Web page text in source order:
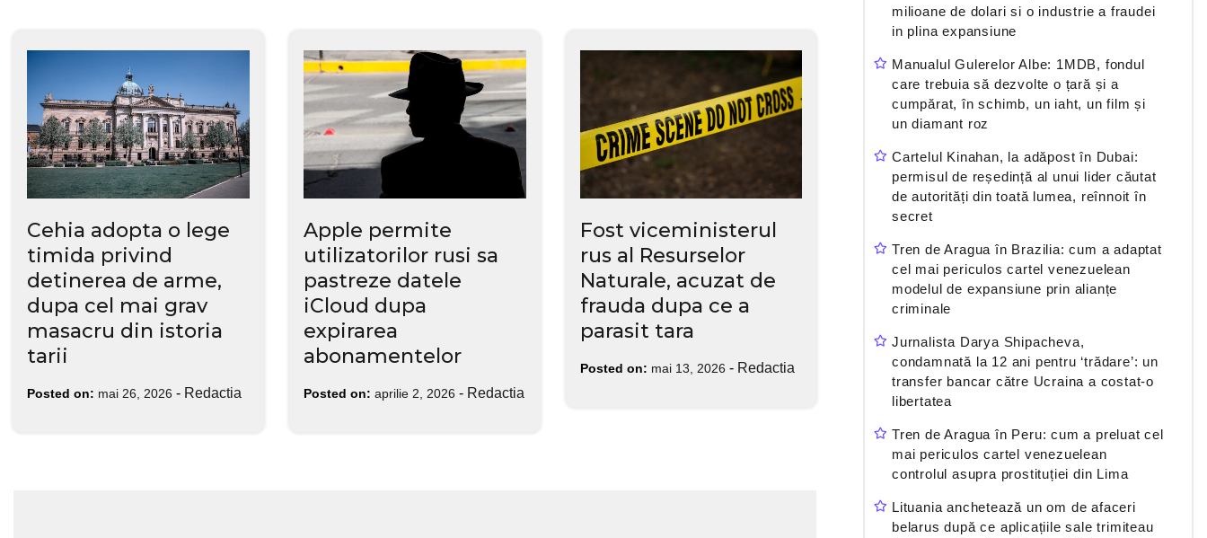
Cehia adopta o lege
timida privind
detinerea de arme,
dupa cel mai grav
masacru din istoria
tarii
Posted on: mai 26, 2026 - Redactia
Apple permite
utilizatorilor rusi sa
pastreze datele
iCloud dupa
expirarea
abonamentelor
Posted on: aprilie 2, 2026 - Redactia
Fost viceministerul
rus al Resurselor
Naturale, acuzat de
frauda dupa ce a
parasit tara
Posted on: mai 13, 2026 - Redactia
milioane de dolari si o industrie a fraudei
in plina expansiune
Manualul Gulerelor Albe: 1MDB, fondul
care trebuia să dezvolte o țară și a
cumpărat, în schimb, un iaht, un film și
un diamant roz
Cartelul Kinahan, la adăpost în Dubai:
permisul de reședință al unui lider căutat
de autorități din toată lumea, reînnoit în
secret
Tren de Aragua în Brazilia: cum a adaptat
cel mai periculos cartel venezuelean
modelul de expansiune prin alianțe
criminale
Jurnalista Darya Shipacheva,
condamnată la 12 ani pentru ‘trădare’: un
transfer bancar către Ucraina a costat-o
libertatea
Tren de Aragua în Peru: cum a preluat cel
mai periculos cartel venezuelean
controlul asupra prostituției din Lima
Lituania anchetează un om de afaceri
belarus după ce aplicațiile sale trimiteau